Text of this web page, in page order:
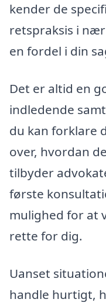
kender de
retspraksis i
en fordel i din
Det er altid en
indledende
du kan forklare
over, hvordan
tilbyder
første
mulighed for at
rette for dig.
Uanset
handle hurtigt,